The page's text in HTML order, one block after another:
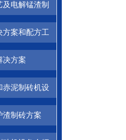
电解锰渣制
方案和配方工
决方案
赤泥制砖机设
渣制砖方案